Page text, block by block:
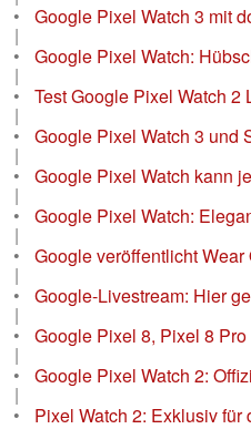
• Google Pixel Watch 3 mit
|
• Google Pixel Watch:
|
• Test Google Pixel Watch 2
|
• Google Pixel Watch 3 und
|
• Google Pixel Watch kann
|
• Google Pixel Watch:
|
• Google veröffentlicht
|
• Google-Livestream: Hier
|
• Google Pixel 8, Pixel 8
|
• Google Pixel Watch 2:
|
•
Pixel Watch 2: Exklusiv